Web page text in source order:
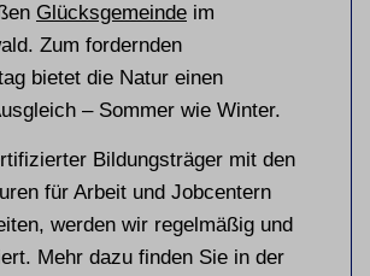
Glücksgemeinde im
Zum fordernden
bietet die Natur einen
– Sommer wie Winter.
Bildungsträger mit den
für Arbeit und Jobcentern
werden wir regelmäßig und
Mehr dazu finden Sie in der